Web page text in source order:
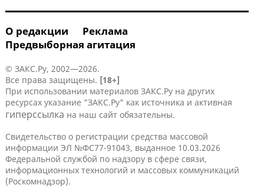
О редакции
Реклама
Предвыборная агитация
© ЗАКС.Ру, 2002—2026.
Все права защищены. [18+]
При использовании материалов ЗАКС.Ру на других
ресурсах указание "ЗАКС.Ру" как источника и активная
гиперссылка на наш сайт обязательны.
Свидетельство о регистрации средства массовой
информации ЭЛ №ФС77-91043, выданное 10.03.2026
Федеральной службой по надзору в сфере связи,
информационных технологий и массовых коммуникаций
(Роскомнадзор).